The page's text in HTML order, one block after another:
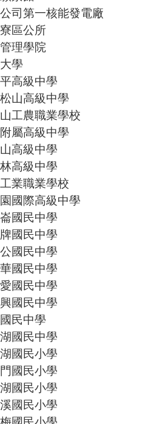
司第一核能發電廠
區公所
理學院
學
高級中學
山高級中學
工農職業學校
屬高級中學
高級中學
高級中學
業職業學校
國際高級中學
國民中學
國民中學
國民中學
國民中學
國民中學
國民中學
民中學
國民中學
國民小學
國民小學
國民小學
國民小學